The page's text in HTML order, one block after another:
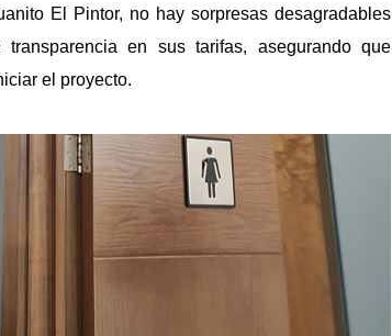
El Pintor, no hay sorpresas desagradables
en sus tarifas, asegurando que
el proyecto.